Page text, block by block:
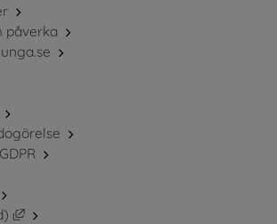
påverka
webbplats, öppnas i nytt fönster.
Länk till annan webbplats, öppnas i nytt